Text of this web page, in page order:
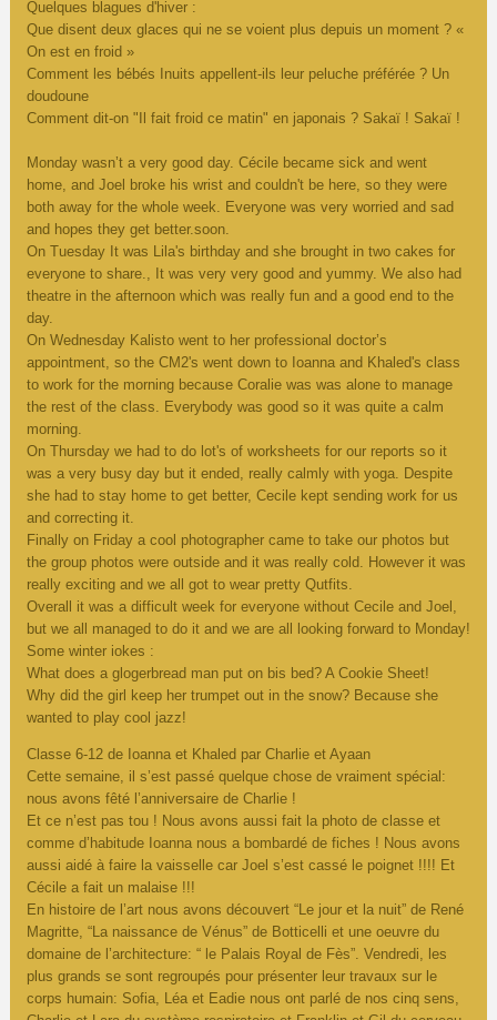
Quelques blagues d'hiver :
Que disent deux glaces qui ne se voient plus depuis un moment ? «
On est en froid »
Comment les bébés Inuits appellent-ils leur peluche préférée ? Un
doudoune
Comment dit-on "Il fait froid ce matin" en japonais ? Sakaï ! Sakaï !
Monday wasn’t a very good day. Cécile became sick and went
home, and Joel broke his wrist and couldn't be here, so they were
both away for the whole week. Everyone was very worried and sad
and hopes they get better.soon.
On Tuesday It was Lila's birthday and she brought in two cakes for
everyone to share., It was very very good and yummy. We also had
theatre in the afternoon which was really fun and a good end to the
day.
On Wednesday Kalisto went to her professional doctor’s
appointment, so the CM2's went down to Ioanna and Khaled's class
to work for the morning because Coralie was was alone to manage
the rest of the class. Everybody was good so it was quite a calm
morning.
On Thursday we had to do lot's of worksheets for our reports so it
was a very busy day but it ended, really calmly with yoga. Despite
she had to stay home to get better, Cecile kept sending work for us
and correcting it.
Finally on Friday a cool photographer came to take our photos but
the group photos were outside and it was really cold. However it was
really exciting and we all got to wear pretty Qutfits.
Overall it was a difficult week for everyone without Cecile and Joel,
but we all managed to do it and we are all looking forward to Monday!
Some winter iokes :
What does a glogerbread man put on bis bed? A Cookie Sheet!
Why did the girl keep her trumpet out in the snow? Because she
wanted to play cool jazz!
Classe 6-12 de Ioanna et Khaled par Charlie et Ayaan
Cette semaine, il s’est passé quelque chose de vraiment spécial:
nous avons fêté l’anniversaire de Charlie !
Et ce n’est pas tou ! Nous avons aussi fait la photo de classe et
comme d’habitude Ioanna nous a bombardé de fiches ! Nous avons
aussi aidé à faire la vaisselle car Joel s’est cassé le poignet !!!! Et
Cécile a fait un malaise !!!
En histoire de l’art nous avons découvert “Le jour et la nuit” de René
Magritte, “La naissance de Vénus” de Botticelli et une oeuvre du
domaine de l’architecture: “ le Palais Royal de Fès”. Vendredi, les
plus grands se sont regroupés pour présenter leur travaux sur le
corps humain: Sofia, Léa et Eadie nous ont parlé de nos cinq sens,